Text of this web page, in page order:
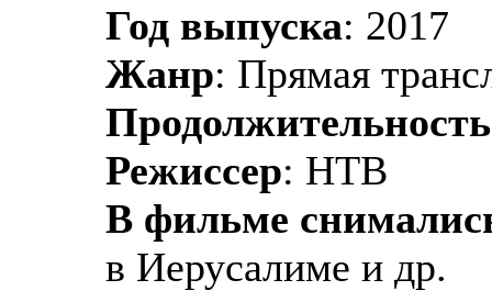
Год выпуска: 2017
Жанр: Прямая
Продолжительность
Режиссер: НТВ
В фильме
в Иерусалиме и др.